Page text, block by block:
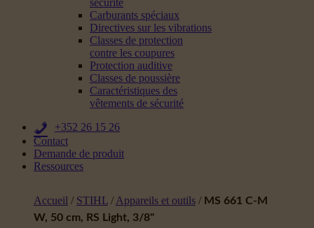
sécurité
Carburants spéciaux
Directives sur les vibrations
Classes de protection
contre les coupures
Protection auditive
Classes de poussière
Caractéristiques des
vêtements de sécurité
+352 26 15 26
Contact
Demande de produit
Ressources
Accueil / STIHL / Appareils et outils / MS 661 C-M
W, 50 cm, RS Light, 3/8"